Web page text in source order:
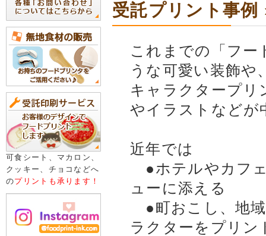
可食シート、マカロン、
クッキー、チョコなどへ
のプリントも承ります！
受託プリント事例
これまでの「フー
うな可愛い装飾や
キャラクタープリ
やイラストなどが
近年では
●ホテルやカフ
ューに添える
●町おこし、地
ラクターをプリン